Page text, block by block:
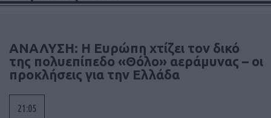
ΑΝΑΛΥΣΗ: Η Ευρώπη χτίζει τον δικό
της πολυεπίπεδο «Θόλο» αεράμυνας – οι
προκλήσεις για την Ελλάδα
21:05